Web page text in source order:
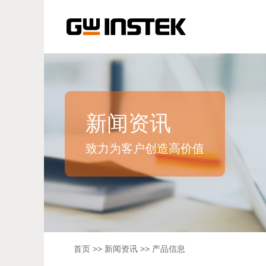
新闻资讯
致力为客户创造高价值
首页>> 新闻资讯>> 产品信息